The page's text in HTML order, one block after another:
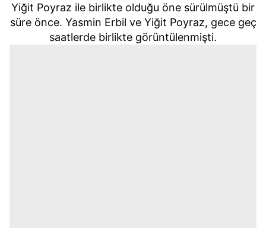
Yiğit Poyraz ile birlikte olduğu öne sürülmüştü bir
süre önce. Yasmin Erbil ve Yiğit Poyraz, gece geç
saatlerde birlikte görüntülenmişti.